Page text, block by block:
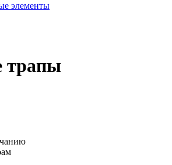
элементы
трапы